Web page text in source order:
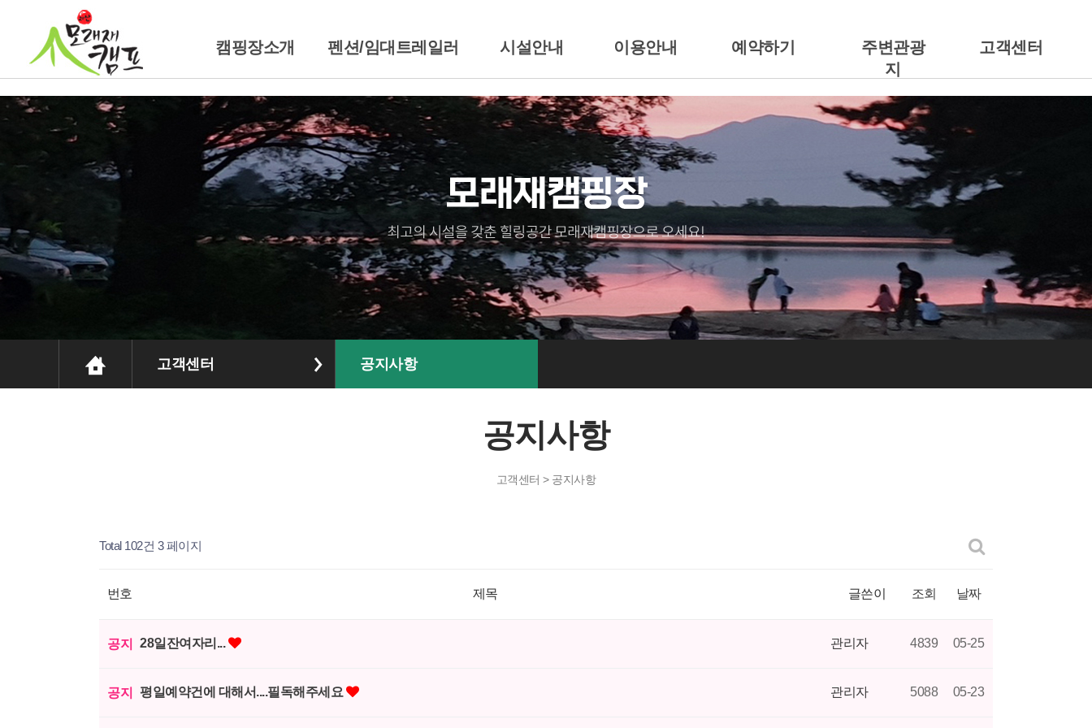
캠핑장소개 펜션/임대트레일러 시설안내 이용안내 예약하기
주변관광
지
고객센터
위치및교통안내
트레일러임대
시설안내
이용준수사항
땡큐캠핑에서 예약하기
고객센터 공지사항
공지사항
고객센터 > 공지사항
Total 102건 3 페이지
번호 제목 글쓴이 조회 날짜
공지 28일잔여자리... 관리자 4839 05-25
공지 평일예약건에 대해서....필독해주세요 관리자 5088 05-23